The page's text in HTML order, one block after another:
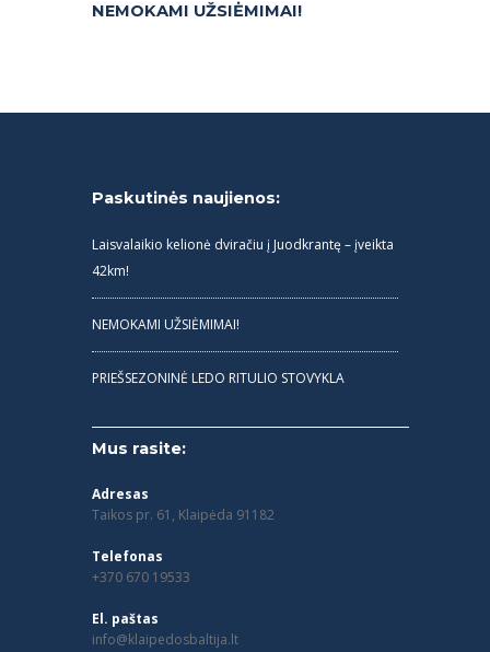
NEMOKAMI UŽSIĖMIMAI!
Paskutinės naujienos:
Laisvalaikio kelionė dviračiu į Juodkrantę – įveikta
42km!
NEMOKAMI UŽSIĖMIMAI!
PRIEŠSEZONINĖ LEDO RITULIO STOVYKLA
Mus rasite:
Adresas
Taikos pr. 61, Klaipėda 91182
Telefonas
+370 670 19533
El. paštas
info@klaipedosbaltija.lt